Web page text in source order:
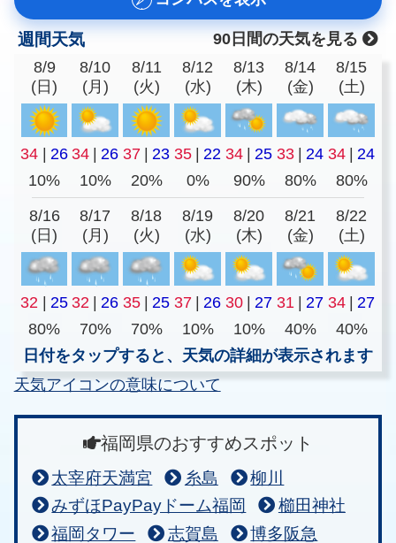
週間天気
90日間の天気を見る
8/9
(日)
8/10
(月)
8/11
(火)
8/12
(水)
8/13
(木)
8/14
(金)
8/15
(土)
34 | 26 34 | 26 37 | 23 35 | 22 34 | 25 33 | 24 34 | 24
10%
10% 20% 0% 90% 80% 80%
8/16
(日)
8/17
(月)
8/18
(火)
8/19
(水)
8/20
(木)
8/21
(金)
8/22
(土)
32 | 25 32 | 26 35 | 25 37 | 26 30 | 27 31 | 27 34 | 27
80%
70% 70% 10% 10% 40%
40%
日付をタップすると、天気の詳細が表示されます
天気アイコンの意味について
福岡県のおすすめスポット
太宰府天満宮 糸島
柳川
みずほPayPayドーム福岡
櫛田神社
福岡タワー
志賀島
博多阪急